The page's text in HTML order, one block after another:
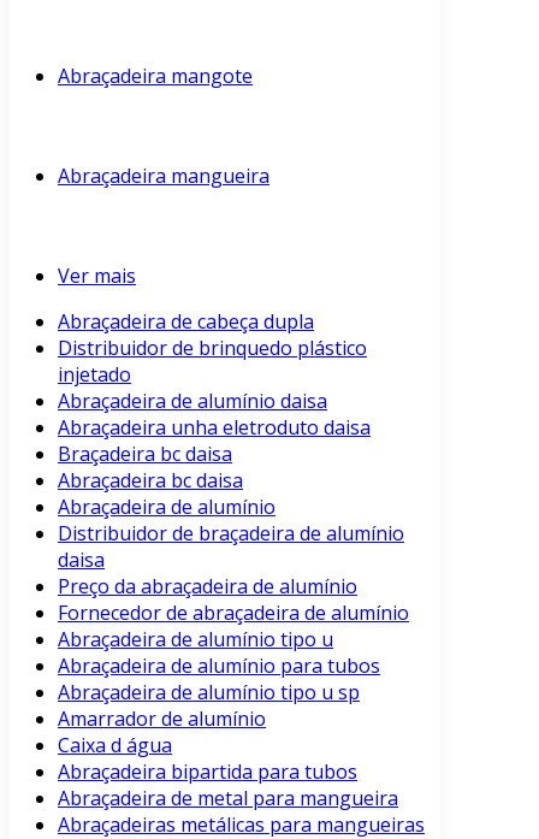
Abraçadeira mangote
Abraçadeira mangueira
Ver mais
Abraçadeira de cabeça dupla
Distribuidor de brinquedo plástico
injetado
Abraçadeira de alumínio daisa
Abraçadeira unha eletroduto daisa
Braçadeira bc daisa
Abraçadeira bc daisa
Abraçadeira de alumínio
Distribuidor de braçadeira de alumínio
daisa
Preço da abraçadeira de alumínio
Fornecedor de abraçadeira de alumínio
Abraçadeira de alumínio tipo u
Abraçadeira de alumínio para tubos
Abraçadeira de alumínio tipo u sp
Amarrador de alumínio
Caixa d água
Abraçadeira bipartida para tubos
Abraçadeira de metal para mangueira
Abraçadeiras metálicas para mangueiras